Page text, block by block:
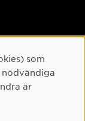
som
nödvändiga
är